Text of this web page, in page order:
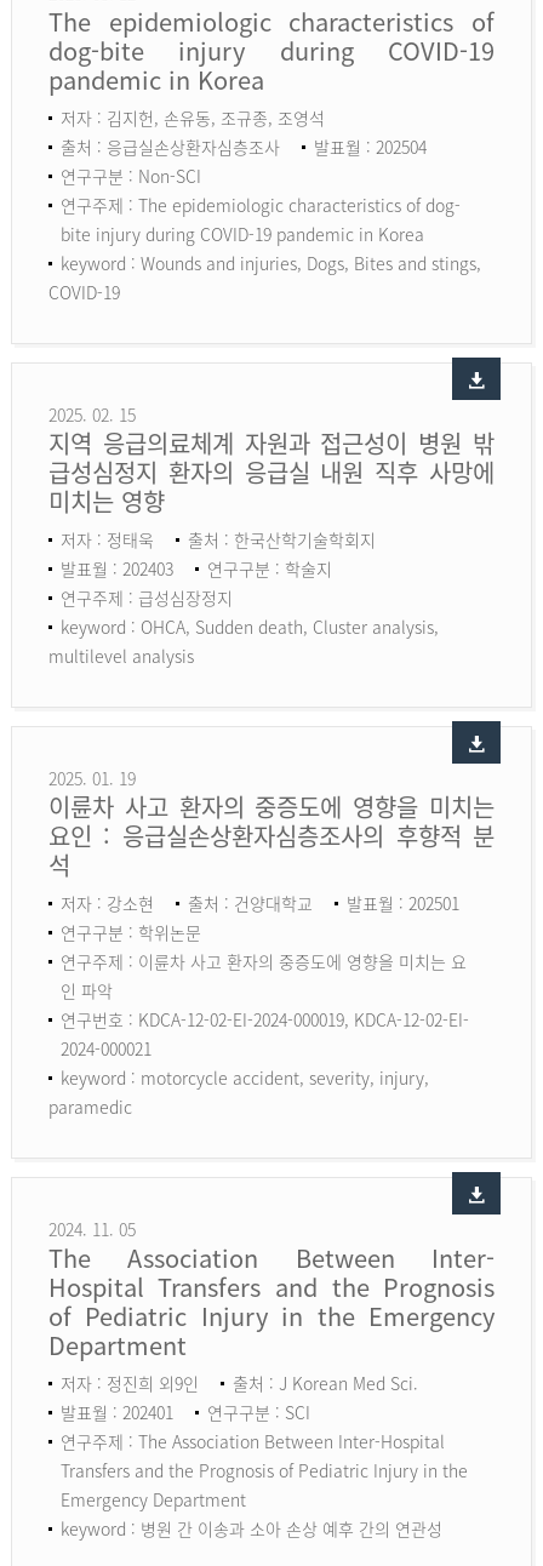
The epidemiologic characteristics of
dog-bite injury during COVID-19
pandemic in Korea
저자 : 김지헌, 손유동, 조규종, 조영석
출처 : 응급실손상환자심층조사
발표월 : 202504
연구구분 : Non-SCI
연구주제 : The epidemiologic characteristics of dog-
bite injury during COVID-19 pandemic in Korea
keyword : Wounds and injuries, Dogs, Bites and stings,
COVID-19
2025. 02. 15
지역 응급의료체계 자원과 접근성이 병원 밖
급성심정지 환자의 응급실 내원 직후 사망에
미치는 영향
저자 : 정태욱
출처 : 한국산학기술학회지
발표월 : 202403
연구구분 : 학술지
연구주제 : 급성심장정지
keyword : OHCA, Sudden death, Cluster analysis,
multilevel analysis
2025. 01. 19
이륜차 사고 환자의 중증도에 영향을 미치는
요인 : 응급실손상환자심층조사의 후향적 분
석
저자 : 강소현 출처 : 건양대학교
발표월 : 202501
연구구분 : 학위논문
연구주제 : 이륜차 사고 환자의 중증도에 영향을 미치는 요
인 파악
연구번호 : KDCA-12-02-EI-2024-000019, KDCA-12-02-EI-
2024-000021
keyword : motorcycle accident, severity, injury,
paramedic
2024. 11. 05
The Association Between Inter-
Hospital Transfers and the Prognosis
of Pediatric Injury in the Emergency
Department
저자 : 정진희 외9인
출처 : J Korean Med Sci.
발표월 : 202401
연구구분 : SCI
연구주제 : The Association Between Inter-Hospital
Transfers and the Prognosis of Pediatric Injury in the
Emergency Department
keyword : 병원 간 이송과 소아 손상 예후 간의 연관성